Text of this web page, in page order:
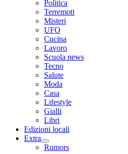
Politica
Terremoti
Misteri
UFO
Cucina
Lavoro
Scuola news
Tecno
Salute
Moda
Casa
Lifestyle
Gialli
Libri
Edizioni locali
Extra
Rumors